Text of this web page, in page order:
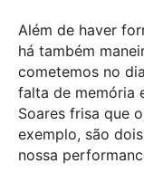
Além de haver
há também
cometemos no
falta de memória
Soares frisa que
exemplo, são
nossa